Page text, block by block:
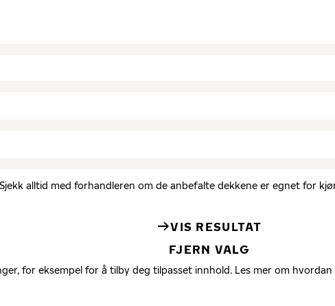
alltid med forhandleren om de anbefalte dekkene er egnet for
VIS RESULTAT
FJERN VALG
for eksempel for å tilby deg tilpasset innhold. Les mer om